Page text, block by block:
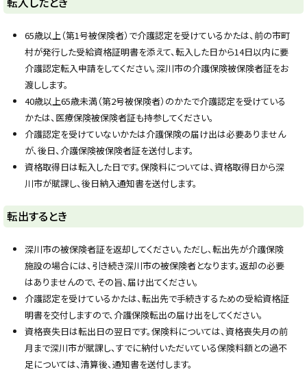
ッ
プ
65歳以上（第1号被保険者）で介護認定を受けているかたは、前の市町
村が発行した受給資格証明書を添えて、転入した日から14日以内に要
介護認定転入申請をしてください。深川市の介護保険被保険者証をお
渡しします。
40歳以上65歳未満（第2号被保険者）のかたで介護認定を受けている
かたは、医療保険被保険者証も持参してください。
介護認定を受けていないかたは介護保険の届け出は必要ありません
が、後日、介護保険被保険者証を送付します。
資格取得日は転入した日です。保険料については、資格取得日から深
川市が賦課し、後日納入通知書を送付します。
ト
ッ
プ
る
転出するとき
深川市の被保険者証を返却してください。ただし、転出先が介護保険
施設の場合には、引き続き深川市の被保険者となります。返却の必要
はありませんので、その旨、届け出てください。
介護認定を受けているかたは、転出先で手続きするための受給資格証
明書を交付しますので、介護保険転出の届け出をしてください。
資格喪失日は転出日の翌日です。保険料については、資格喪失月の前
月まで深川市が賦課し、すでに納付いただいている保険料額との過不
足については、清算後、通知書を送付します。